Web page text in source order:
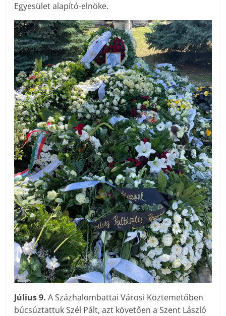
Egyesület alapító-elnöke.
Július 9. A Százhalombattai Városi Köztemetőben
búcsúztattuk Szél Pált, azt követően a Szent László